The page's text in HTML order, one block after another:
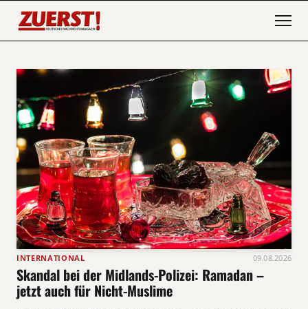
INTERNATIONAL 09.08.2026
Skandal bei der Midlands-Polizei: Ramadan –
jetzt auch für Nicht-Muslime